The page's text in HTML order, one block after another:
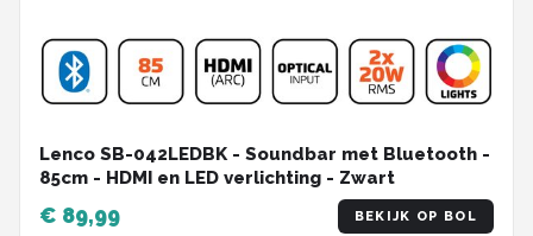
Lenco SB-042LEDBK - Soundbar met Bluetooth -
85cm - HDMI en LED verlichting - Zwart
€ 89,99 BEKIJK OP BOL